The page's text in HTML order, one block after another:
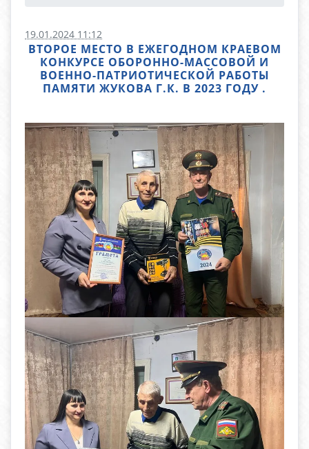
19.01.2024 11:12
ВТОРОЕ МЕСТО В ЕЖЕГОДНОМ КРАЕВОМ
КОНКУРСЕ ОБОРОННО-МАССОВОЙ И
ВОЕННО-ПАТРИОТИЧЕСКОЙ РАБОТЫ
ПАМЯТИ ЖУКОВА Г.К. В 2023 ГОДУ .